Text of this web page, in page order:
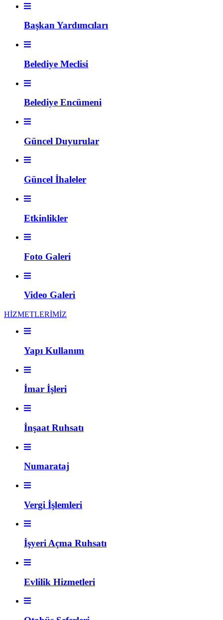
Başkan Yardımcıları
Belediye Meclisi
Belediye Encümeni
Güncel Duyurular
Güncel İhaleler
Etkinlikler
Foto Galeri
Video Galeri
HİZMETLERİMİZ
Yapı Kullanım
İmar İşleri
İnşaat Ruhsatı
Numarataj
Vergi İşlemleri
İşyeri Açma Ruhsatı
Evlilik Hizmetleri